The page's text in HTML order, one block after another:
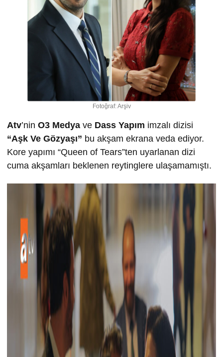
Fotoğraf: Arşiv
Atv’nin O3 Medya ve Dass Yapım imzalı dizisi
“Aşk Ve Gözyaşı” bu akşam ekrana veda ediyor.
Kore yapımı “Queen of Tears”ten uyarlanan dizi
cuma akşamları beklenen reytinglere ulaşamamıştı.